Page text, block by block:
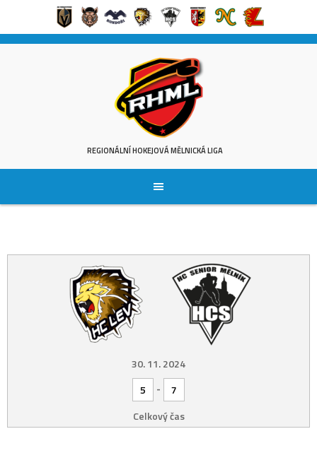
Skip
REGIONÁLNÍ HOKEJOVÁ MĚLNICKÁ LIGA
30. 11. 2024
5
-
7
Celkový čas